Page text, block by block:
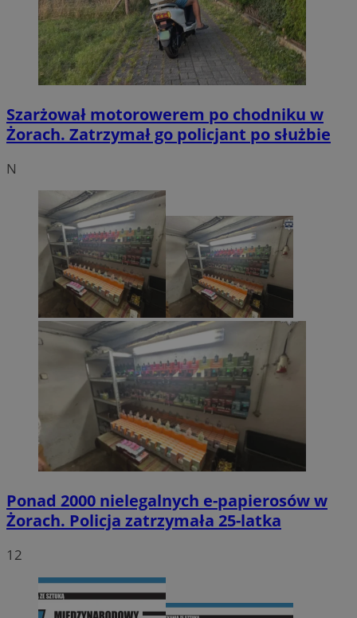
Szarżował motorowerem po chodniku w
Żorach. Zatrzymał go policjant po służbie
N
Ponad 2000 nielegalnych e-papierosów w
Żorach. Policja zatrzymała 25-latka
12